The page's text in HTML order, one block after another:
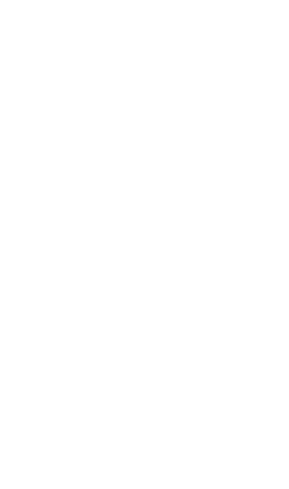
Kräutersoße noch
Du kannst
kurz in der Pfanne
frischen Babyspinat
Beides passt super
Wenn du keine
gerade keine da
geröstete
Wenn du es
wie immer eine
gehackt zu den